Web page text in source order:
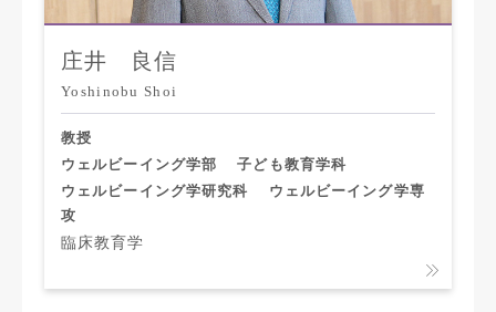
庄井 良信
Yoshinobu Shoi
教授
ウェルビーイング学部
子ども教育学科
ウェルビーイング学研究科
ウェルビーイング学専
攻
臨床教育学